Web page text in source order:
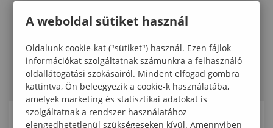
A weboldal sütiket használ
Oldalunk cookie-kat ("sütiket") használ. Ezen fájlok
információkat szolgáltatnak számunkra a felhasználó
oldallátogatási szokásairól. Mindent elfogad gombra
kattintva, Ön beleegyezik a cookie-k használatába,
amelyek marketing és statisztikai adatokat is
szolgáltatnak a rendszer használatához
elengedhetetlenül szükségeseken kívül. Amennyiben